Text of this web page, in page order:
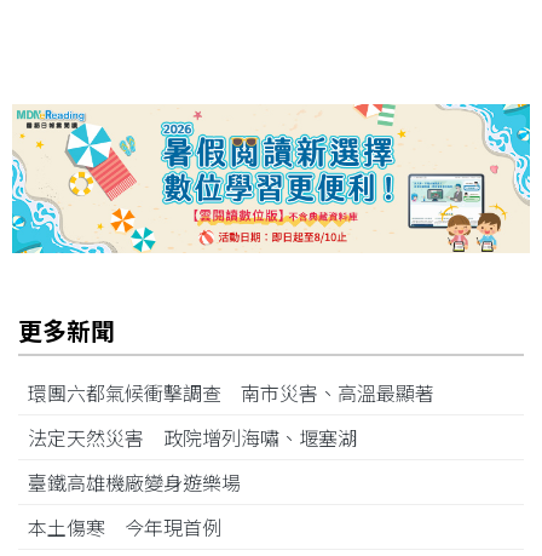
更多新聞
環團六都氣候衝擊調查 南市災害、高溫最顯著
法定天然災害 政院增列海嘯、堰塞湖
臺鐵高雄機廠變身遊樂場
本土傷寒 今年現首例